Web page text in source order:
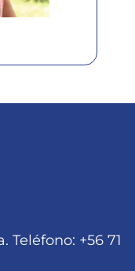
Teléfono: +56 71